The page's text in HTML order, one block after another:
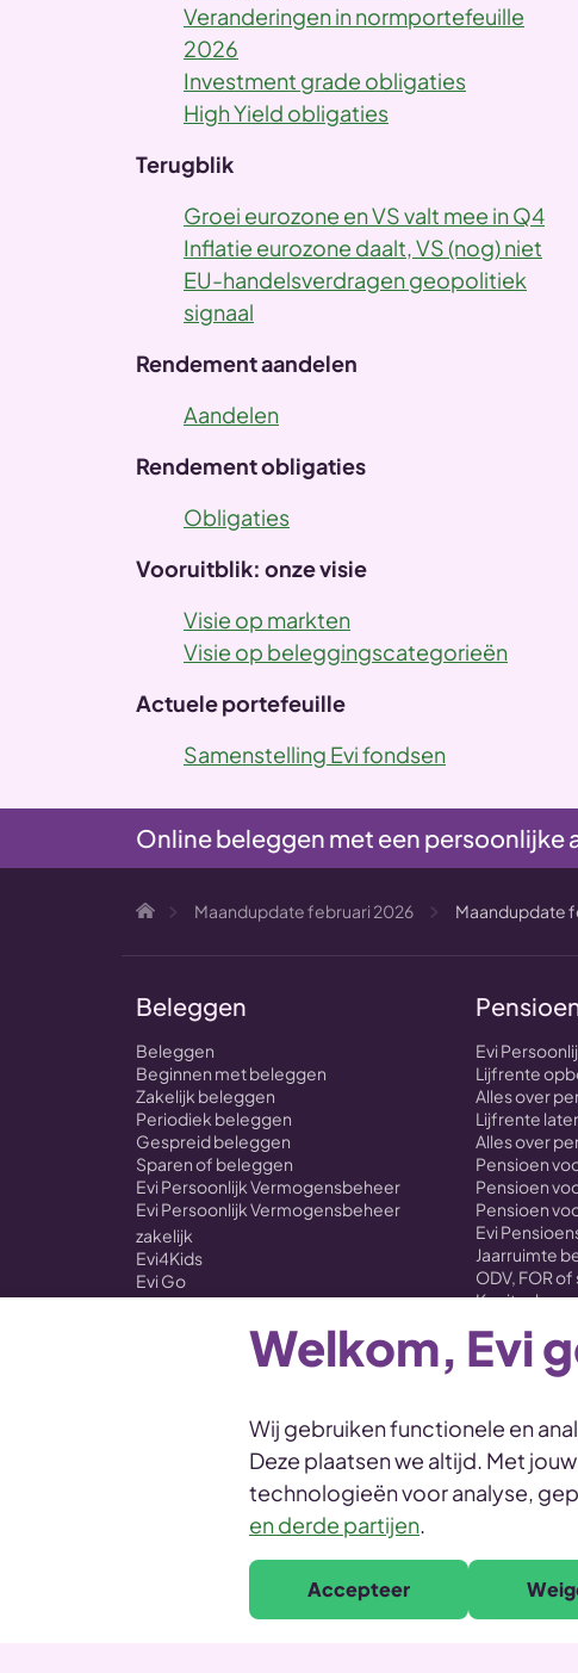
Veranderingen in normportefeuille
2026
Investment grade obligaties
High Yield obligaties
Terugblik
Groei eurozone en VS valt mee in Q4
Inflatie eurozone daalt, VS (nog) niet
EU-handelsverdragen geopolitiek
signaal
Rendement aandelen
Aandelen
Rendement obligaties
Obligaties
Vooruitblik: onze visie
Visie op markten
Visie op beleggingscategorieën
Actuele portefeuille
Samenstelling Evi fondsen
Online beleggen met een persoonlijke
Maandupdate februari 2026 Maandupdate
Beleggen
Beleggen
Beginnen met beleggen
Zakelijk beleggen
Periodiek beleggen
Gespreid beleggen
Sparen of beleggen
Evi Persoonlijk Vermogensbeheer
Evi Persoonlijk Vermogensbeheer
zakelijk
Evi4Kids
Evi Go
Evi ONE
Overstappen met je beleggingen naar
Evi
Lijfrente
Alles over
Lijfrente
Alles over
Pensioen
Pensioen
Pensioen
Evi
Jaarruimte
ODV, FOR
Voorwaarden Privacy en cookies
Duurzaamheidsprofiel
© Evi van Lanschot
Welkom, Evi
Wij gebruiken functionele en
Deze plaatsen we altijd. Met
technologieën voor analyse,
en derde partijen.
Accepteer